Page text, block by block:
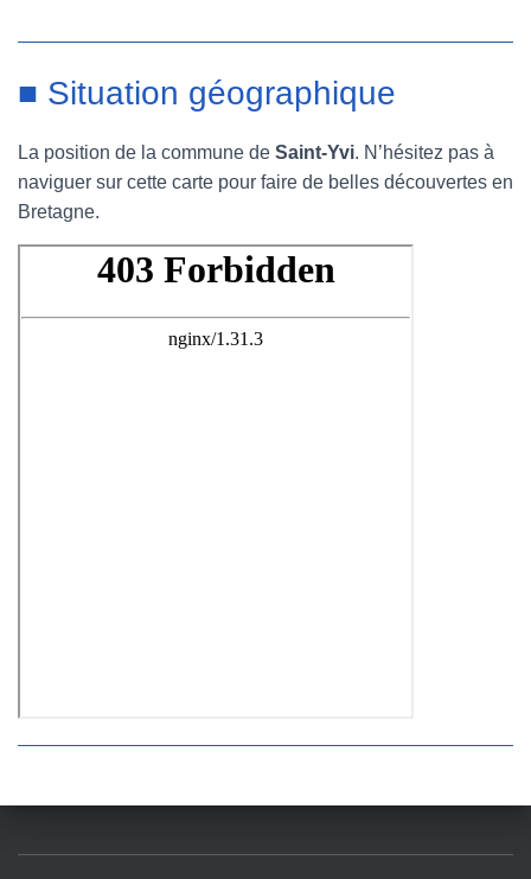
■ Situation géographique
La position de la commune de Saint-Yvi. N’hésitez pas à
naviguer sur cette carte pour faire de belles découvertes en
Bretagne.